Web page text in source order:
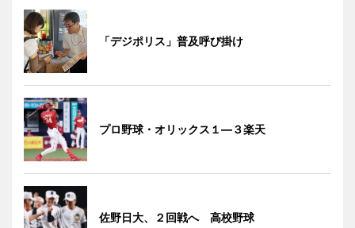
「デジポリス」普及呼び掛け
プロ野球・オリックス１―３楽天
佐野日大、２回戦へ 高校野球